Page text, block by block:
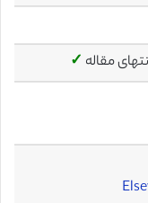
مقاله ✓